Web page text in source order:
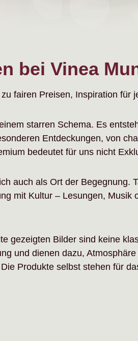
bei Vinea
fairen Preisen, Inspiration für
starren Schema. Es
Entdeckungen, von
bedeutet für uns nicht
auch als Ort der Begegnung.
mit Kultur – Lesungen,
gezeigten Bilder sind keine
und dienen dazu,
Produkte selbst stehen für